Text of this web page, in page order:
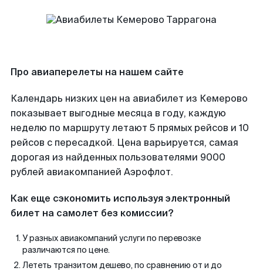
Про авиаперелеты на нашем сайте
Календарь низких цен на авиабилет из Кемерово
показывает выгодные месяца в году, каждую
неделю по маршруту летают 5 прямых рейсов и 10
рейсов с пересадкой. Цена варьируется, самая
дорогая из найденных пользователями 9000
рублей авиакомпанией Аэрофлот.
Как еще сэкономить используя электронный
билет на самолет без комиссии?
У разных авиакомпаний услуги по перевозке
различаются по цене.
Лететь транзитом дешево, по сравнению от и до